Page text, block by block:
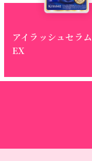
アイラッシュセラム
EX